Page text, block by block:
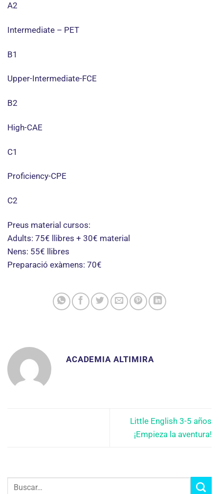
A2
Intermediate – PET
B1
Upper-Intermediate-FCE
B2
High-CAE
C1
Proficiency-CPE
C2
Preus material cursos:
Adults: 75€ llibres + 30€ material
Nens: 55€ llibres
Preparació exàmens: 70€
ACADEMIA ALTIMIRA
Little English 3-5 años
¡Empieza la aventura!